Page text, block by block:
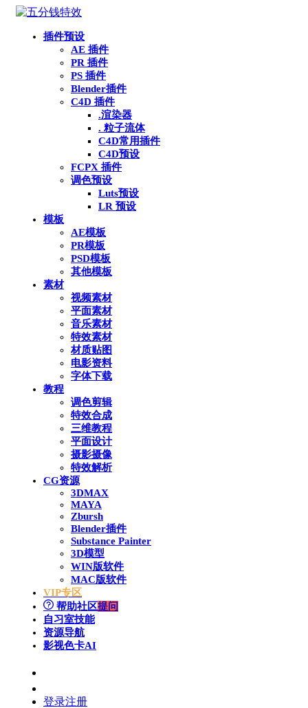
插件预设
AE 插件
PR 插件
PS 插件
Blender插件
C4D 插件
.渲染器
. 粒子流体
C4D常用插件
C4D预设
FCPX 插件
调色预设
Luts预设
LR 预设
模板
AE模板
PR模板
PSD模板
其他模板
素材
视频素材
平面素材
音乐素材
特效素材
材质贴图
电影资料
字体下载
教程
调色剪辑
特效合成
三维教程
平面设计
摄影摄像
特效解析
CG资源
3DMAX
MAYA
Zbursh
Blender插件
Substance Painter
3D模型
WIN版软件
MAC版软件
VIP专区
帮助社区提问
自习室技能
资源导航
影视色卡AI
登录注册